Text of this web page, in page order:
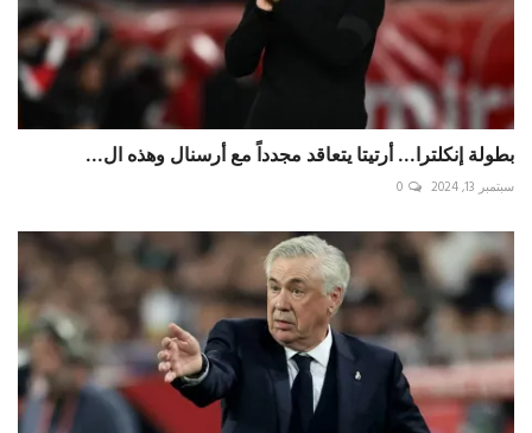
بطولة إنكلترا... أرتيتا يتعاقد مجدداً مع أرسنال وهذه ال...
سبتمبر 13, 2024 0